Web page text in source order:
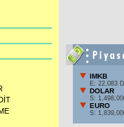
IMKB
E: 22,083
DOLAR
S:
EURO
S: